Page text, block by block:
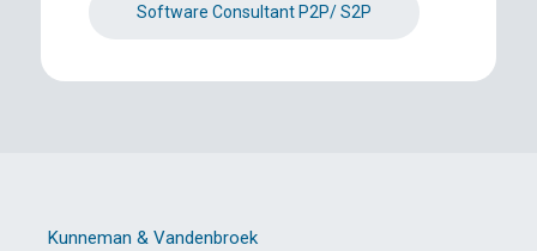
Software Consultant P2P/ S2P
Kunneman & Vandenbroek